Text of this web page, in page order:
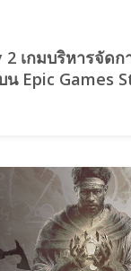
เกมบริหารจัดก
Epic Games